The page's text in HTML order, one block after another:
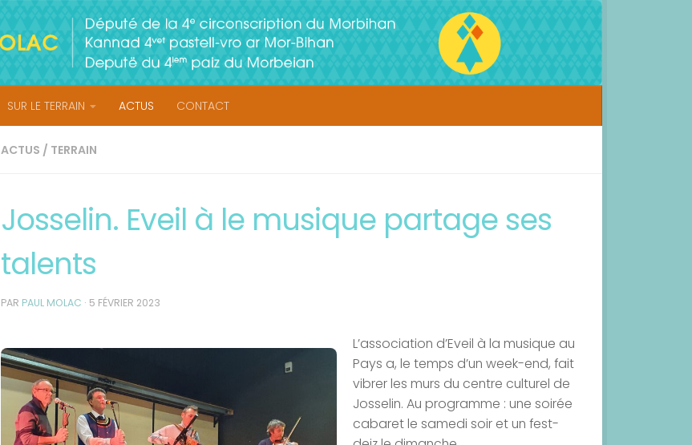
SUR LE TERRAIN ACTUS CONTACT
ACTUS / TERRAIN
Josselin. Eveil à le musique partage ses
talents
PAR PAUL MOLAC · 5 FÉVRIER 2023
L’association d’Eveil à la musique au
Pays a, le temps d’un week-end, fait
vibrer les murs du centre culturel de
Josselin. Au programme : une soirée
cabaret le samedi soir et un fest-